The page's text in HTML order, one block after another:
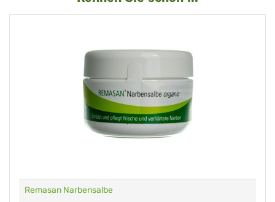
Remasan Narbensalbe